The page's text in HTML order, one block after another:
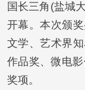
国长三角(盐城
开幕。本次颁
文学、艺术界
作品奖、微电
奖项。